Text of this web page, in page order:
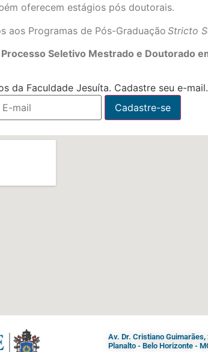
oferecem estágios pós doutorais.
aos Programas de Pós-GraduaçãoStricto
Seletivo Mestrado e Doutorado
da Faculdade Jesuíta. Cadastre seu e-
Av. Dr. Cristiano Guimarães,
Planalto - Belo Horizonte -